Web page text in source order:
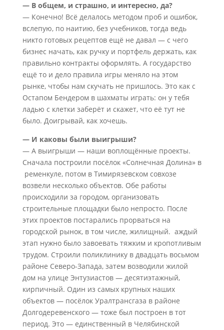
— В общем, и страшно, и интересно, да?
— Конечно! Всё делалось методом проб и ошибок,
вслепую, по наитию, без учебников, тогда ведь
никто готовых рецептов ещё не давал — с чего
бизнес начать, как ручку и портфель держать, как
правильно контракты оформлять. А государство
ещё то и дело правила игры меняло на этом
рынке, чтобы нам скучать не пришлось. Это как с
Остапом Бендером в шахматы играть: он у тебя
ладью с клетки заберёт и скажет, что её тут не
было. Доигрывай, как хочешь.
— И каковы были выигрыши?
— А выигрыши — наши воплощённые проекты.
Сначала построили посёлок «Солнечная Долина» в
ременкуле, потом в Тимирязевском совхозе
возвели несколько объектов. Обе работы
происходили за городом, организовать
строительные площадки было непросто. После
этих проектов постарались прорваться на
городской рынок, в том числе, жилищный. аждый
этап нужно было завоевать тяжким и кропотливым
трудом. Строили поликлинику в двадцать восьмом
районе Северо-Запада, затем возводили жилой
дом на улице Энтузиастов — десятиэтажный,
кирпичный. Один из самых крупных наших
объектов — посёлок Уралтрансгаза в районе
Долгодеревенского — тоже был построен в тот
период. Это — единственный в Челябинской